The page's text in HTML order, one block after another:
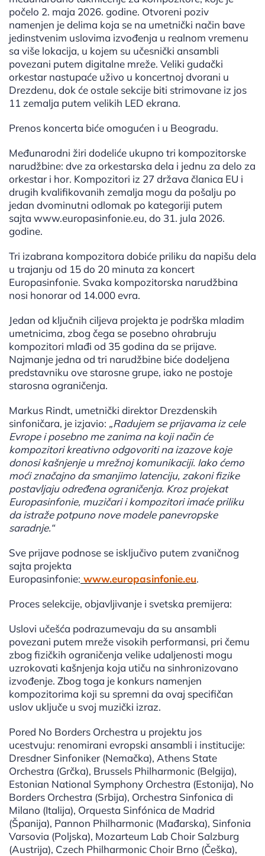
počelo 2. maja 2026. godine. Otvoreni poziv
namenjen je delima koja se na umetnički način bave
jedinstvenim uslovima izvođenja u realnom vremenu
sa više lokacija, u kojem su učesnički ansambli
povezani putem digitalne mreže. Veliki gudački
orkestar nastupaće uživo u koncertnoj dvorani u
Drezdenu, dok će ostale sekcije biti strimovane iz jos
11 zemalja putem velikih LED ekrana.
Prenos koncerta biće omogućen i u Beogradu.
Međunarodni žiri dodeliće ukupno tri kompozitorske
narudžbine: dve za orkestarska dela i jednu za delo za
orkestar i hor. Kompozitori iz 27 država članica EU i
drugih kvalifikovanih zemalja mogu da pošalju po
jedan dvominutni odlomak po kategoriji putem
sajta www.europasinfonie.eu, do 31. jula 2026.
godine.
Tri izabrana kompozitora dobiće priliku da napišu dela
u trajanju od 15 do 20 minuta za koncert
Europasinfonie. Svaka kompozitorska narudžbina
nosi honorar od 14.000 evra.
Jedan od ključnih ciljeva projekta je podrška mladim
umetnicima, zbog čega se posebno ohrabruju
kompozitori mlađi od 35 godina da se prijave.
Najmanje jedna od tri narudžbine biće dodeljena
predstavniku ove starosne grupe, iako ne postoje
starosna ograničenja.
Markus Rindt, umetnički direktor Drezdenskih
sinfoničara, je izjavio: „Radujem se prijavama iz cele
Evrope i posebno me zanima na koji način će
kompozitori kreativno odgovoriti na izazove koje
donosi kašnjenje u mrežnoj komunikaciji. Iako ćemo
moći značajno da smanjimo latenciju, zakoni fizike
postavljaju određena ograničenja. Kroz projekat
Europasinfonie, muzičari i kompozitori imaće priliku
da istraže potpuno nove modele panevropske
saradnje.“
Sve prijave podnose se isključivo putem zvaničnog
sajta projekta
Europasinfonie: www.europasinfonie.eu.
Proces selekcije, objavljivanje i svetska premijera:
Uslovi učešća podrazumevaju da su ansambli
povezani putem mreže visokih performansi, pri čemu
zbog fizičkih ograničenja velike udaljenosti mogu
uzrokovati kašnjenja koja utiču na sinhronizovano
izvođenje. Zbog toga je konkurs namenjen
kompozitorima koji su spremni da ovaj specifičan
uslov uključe u svoj muzički izraz.
Pored No Borders Orchestra u projektu jos
ucestvuju: renomirani evropski ansambli i institucije:
Dresdner Sinfoniker (Nemačka), Athens State
Orchestra (Grčka), Brussels Philharmonic (Belgija),
Estonian National Symphony Orchestra (Estonija), No
Borders Orchestra (Srbija), Orchestra Sinfonica di
Milano (Italija), Orquesta Sinfónica de Madrid
(Španija), Pannon Philharmonic (Mađarska), Sinfonia
Varsovia (Poljska), Mozarteum Lab Choir Salzburg
(Austrija), Czech Philharmonic Choir Brno (Češka),